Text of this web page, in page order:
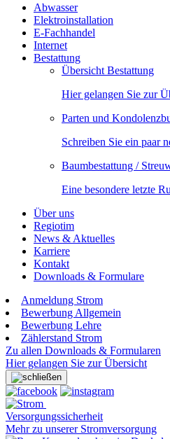
Abwasser
Elektroinstallation
E-Fachhandel
Internet
Bestattung
Übersicht Bestattung
Hier gelangen Sie zur
Parten und
Schreiben Sie ein paar
Baumbestattung /
Eine besondere letzte
Über uns
Regiotim
News & Aktuelles
Karriere
Kontakt
Downloads & Formulare
Anmeldung Strom
Bewerbung Allgemein
Bewerbung Lehre
Zählerstand Strom
Zu allen Downloads & Formularen
Hier gelangen Sie zur Übersicht
Versorgungssicherheit
Mehr zu unserer Stromversorgung